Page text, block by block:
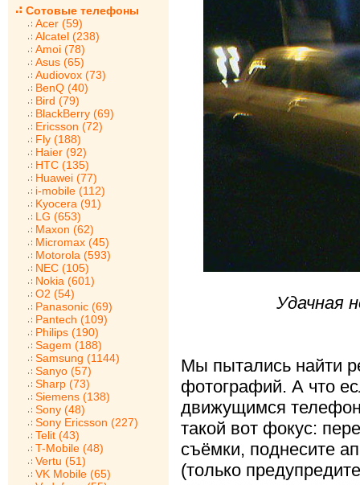
Сотовые телефоны
Acer (59)
Alcatel (238)
Amoi (78)
Asus (65)
Audiovox (73)
BenQ (40)
Bird (79)
BlackBerry (69)
Ericsson (72)
Fly (188)
Haier (92)
HTC (135)
Huawei (77)
i-mobile (112)
Kyocera (91)
LG (653)
Maxon (62)
Micromax (45)
Motorola (593)
NEC (105)
Nokia (601)
O2 (54)
Panasonic (69)
Pantech (109)
Philips (190)
Sagem (188)
Samsung (1144)
Sanyo (57)
Sharp (73)
Siemens (138)
Sony (48)
Sony Ericsson (227)
Telit (43)
T-Mobile (48)
Vertu (51)
VK Mobile (65)
Удачная
Мы пытались найти
фотографий. А что
движущимся
такой вот фокус:
съёмки, поднесите
(только